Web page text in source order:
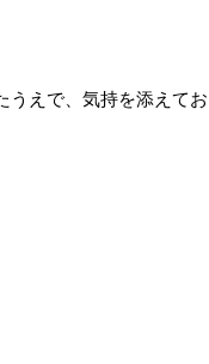
うえで、気持を添えてお